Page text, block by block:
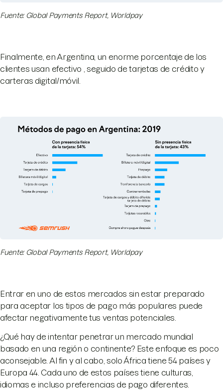
Fuente: Global Payments Report, Worldpay
Finalmente, en Argentina, un enorme porcentaje de los
clientes usan efectivo , seguido de tarjetas de crédito y
carteras digital/móvil.
Fuente: Global Payments Report, Worldpay
Entrar en uno de estos mercados sin estar preparado
para aceptar los tipos de pago más populares puede
afectar negativamente tus ventas potenciales.
¿Qué hay de intentar penetrar un mercado mundial
basado en una región o continente? Este enfoque es poco
aconsejable. Al fin y al cabo, solo África tiene 54 países y
Europa 44. Cada uno de estos países tiene culturas,
idiomas e incluso preferencias de pago diferentes.